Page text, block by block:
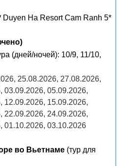
Duyen Ha Resort Cam Ranh 5*
(дней/ночей): 10/9, 11/10,
25.08.2026, 27.08.2026,
03.09.2026, 05.09.2026,
12.09.2026, 15.09.2026,
22.09.2026, 24.09.2026,
01.10.2026, 03.10.2026
во Вьетнаме (тур для